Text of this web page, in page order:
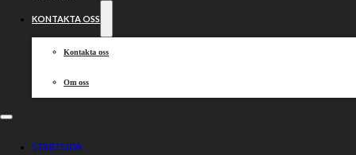
KONTAKTA OSS
Kontakta oss
Om oss
STARTSIDA
Eklöf tillbaka –